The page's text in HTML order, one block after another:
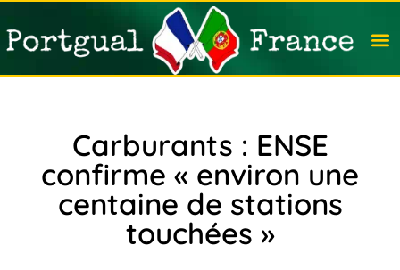
Carburants : ENSE
confirme « environ une
centaine de stations
touchées »